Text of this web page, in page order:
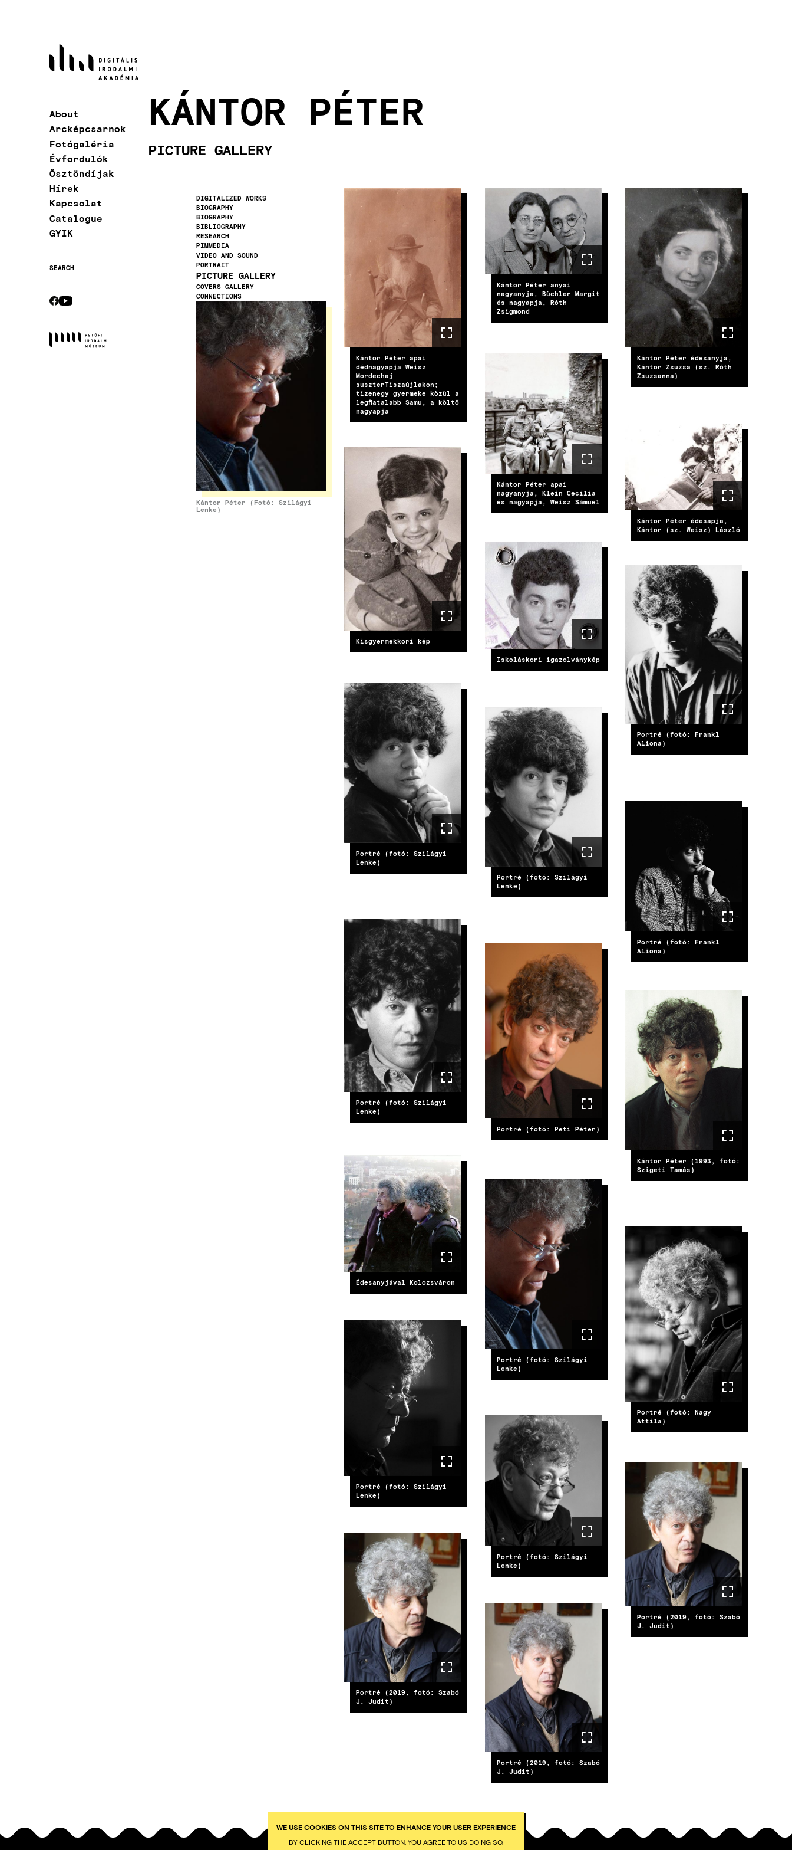
Main
navigation
About
Arcképcsarnok
Fotógaléria
Évfordulók
Ösztöndíjak
Hírek
Kapcsolat
Catalogue
GYIK
navigation
SEARCH
Image
Kántor Péter (Fotó: Szilágyi
Lenke)
DIGITALIZED WORKS
BIOGRAPHY
BIOGRAPHY
BIBLIOGRAPHY
RESEARCH
PIMMEDIA
VIDEO AND SOUND
PORTRAIT
PICTURE GALLERY
COVERS GALLERY
CONNECTIONS
KÁNTOR PÉTER
PICTURE GALLERY
Kántor Péter apai
dédnagyapja Weisz
Mordechaj
suszterTiszaújlakon;
tizenegy gyermeke közül a
legfiatalabb Samu, a költő
nagyapja
IMAGE
Kántor Péter anyai
nagyanyja, Büchler Margit
és nagyapja, Róth
Zsigmond
IMAGE
Kántor Péter édesanyja,
Kántor Zsuzsa (sz. Róth
Zsuzsanna)
IMAGE
Kántor Péter apai
nagyanyja, Klein Cecília
és nagyapja, Weisz Sámuel
Kántor Péter édesapja,
Kántor (sz. Weisz) László
Kisgyermekkori kép
IMAGE
Iskoláskori igazolványkép
IMAGE
Portré (fotó: Frankl
Aliona)
IMAGE
Portré (fotó: Szilágyi
Lenke)
IMAGE
Portré (fotó: Szilágyi
Lenke)
IMAGE
Portré (fotó: Frankl
Aliona)
Portré (fotó: Szilágyi
Lenke)
IMAGE
Portré (fotó: Peti Péter)
IMAGE
Kántor Péter (1993, fotó:
Szigeti Tamás)
IMAGE
Édesanyjával Kolozsváron
IMAGE
Portré (fotó: Szilágyi
Lenke)
IMAGE
Portré (fotó: Nagy
Attila)
IMAGE
Portré (fotó: Szilágyi
Lenke)
Portré (fotó: Szilágyi
Lenke)
IMAGE
Portré (2019, fotó: Szabó
J. Judit)
IMAGE
Portré (2019, fotó: Szabó
J. Judit)
IMAGE
Portré (2019, fotó: Szabó
J. Judit)
IMAGE
WE USE COOKIES ON THIS SITE TO ENHANCE YOUR USER EXPERIENCE
BY CLICKING THE ACCEPT BUTTON, YOU AGREE TO US DOING SO.